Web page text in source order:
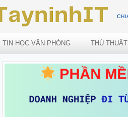
TIN HỌC VĂN PHÒNG THỦ THUẬT